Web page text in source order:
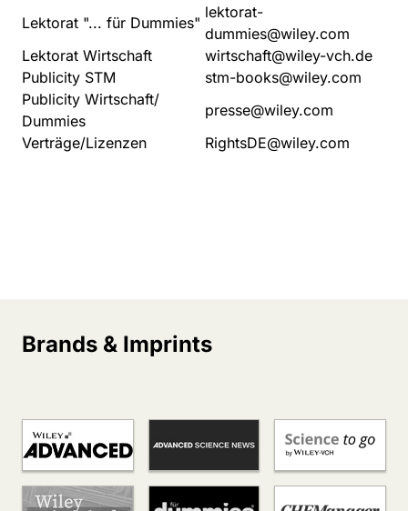
Lektorat "... für Dummies"
lektorat-
dummies@wiley.com
Lektorat Wirtschaft
wirtschaft@wiley-vch.de
Publicity STM
stm-books@wiley.com
Publicity Wirtschaft/
Dummies
presse@wiley.com
Verträge/Lizenzen
RightsDE@wiley.com
Brands & Imprints